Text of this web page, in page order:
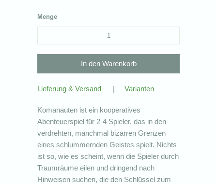
Menge
Lieferung & Versand | Varianten
Komanauten ist ein kooperatives
Abenteuerspiel für 2-4 Spieler, das in den
verdrehten, manchmal bizarren Grenzen
eines schlummernden Geistes spielt. Nichts
ist so, wie es scheint, wenn die Spieler durch
Traumräume eilen und dringend nach
Hinweisen suchen, die den Schlüssel zum